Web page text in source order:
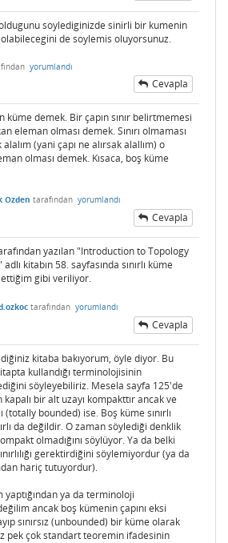
soylediginizde sinirli bir kumenin
de soylemis oluyorsunuz.
yorumlandı
Cevapla
küme demek. Bir çapın sınır belirtmemesi
eleman olması demek. Sınırı olmaması
alalım (yani çapı ne alırsak alallım) o
olması demek. Kısaca, boş küme
Ozden tarafından yorumlandı
Cevapla
yazılan "Introduction to Topology
kitabın 58. sayfasında sınırlı küme
ettiğim gibi veriliyor.
tarafından yorumlandı
Cevapla
kitaba bakıyorum, öyle diyor. Bu
kullandığı terminolojisinin
söyleyebiliriz. Mesela sayfa 125'de
bir alt uzayı kompakttır ancak ve
(totally bounded) ise. Boş küme sınırlı
da değildir. O zaman söylediği denklik
olmadığını söylüyor. Ya da belki
gerektirdiğini söylemiyordur (ya da
hariç tutuyordur).
yaptığından ya da terminoloji
ancak boş kümenin çapını eksi
sınırsız (unbounded) bir küme olarak
pek çok standart teoremin ifadesinin